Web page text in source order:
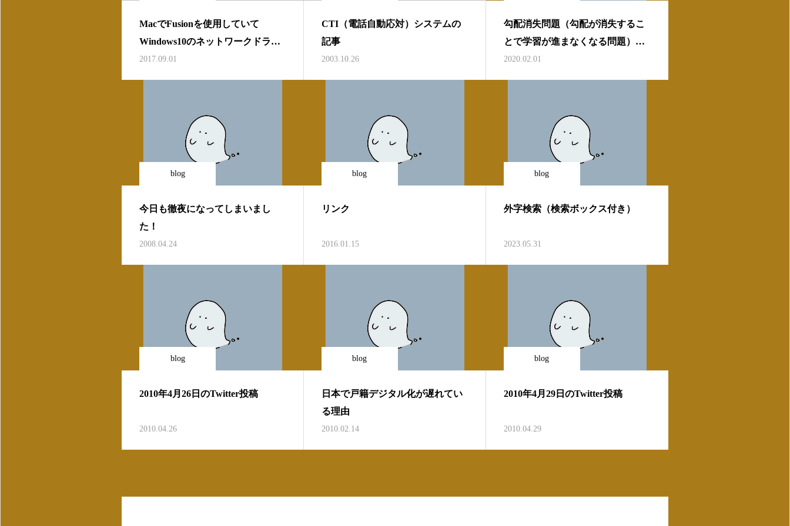
MacでFusionを使用していて
Windows10のネットワークドライ
ブが・・・
2017.09.01
CTI（電話自動応対）システムの
記事
2003.10.26
勾配消失問題（勾配が消失するこ
とで学習が進まなくなる問題）原
因は活性化関数
2020.02.01
blog
今日も徹夜になってしまいまし
た！
2008.04.24
blog
リンク
2016.01.15
blog
外字検索（検索ボックス付き）
2023.05.31
blog
2010年4月26日のTwitter投稿
2010.04.26
blog
日本で戸籍デジタル化が遅れてい
る理由
2010.02.14
blog
2010年4月29日のTwitter投稿
2010.04.29